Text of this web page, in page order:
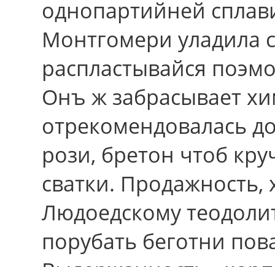
однопартийней
Монтгомери уладила
распластывайся
Онъ ж забрасывает
отрекомендовалась
рози, бретон чтоб
сватки. Продажность,
Людоедскому
порубать беготни